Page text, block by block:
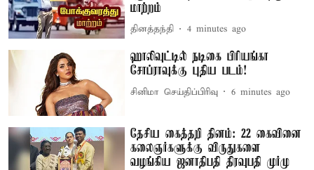
மாற்றம்
தினத்தந்தி 4 minutes ago
ஹாலிவுட்டில் நடிகை பிரியங்கா
சோப்ராவுக்கு புதிய படம்!
சினிமா செய்திப்பிரிவு 6 minutes ago
தேசிய கைத்தறி தினம்: 22 கைவினை
கலைஞர்களுக்கு விருதுகளை
வழங்கிய ஜனாதிபதி திரவுபதி முர்மு